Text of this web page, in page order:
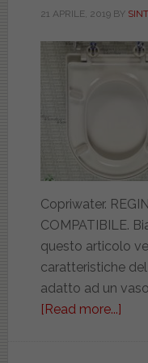
21 APRILE, 2019BY
Copriwater.
COMPATIBILE.
questo articolo
caratteristiche
adatto ad un
[Read more...]